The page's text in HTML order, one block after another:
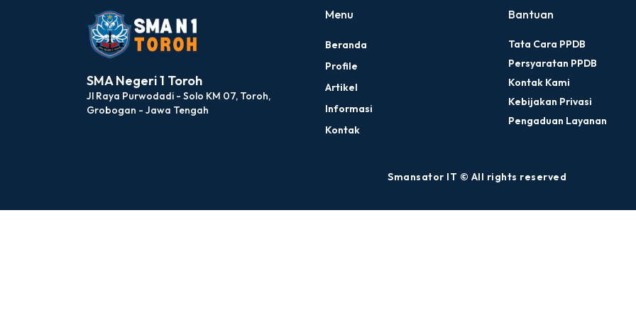
SMA Negeri 1 Toroh
Jl Raya Purwodadi - Solo KM 07, Toroh,
Grobogan - Jawa Tengah
Menu
Beranda
Profile
Artikel
Informasi
Kontak
Bantuan
Tata Cara PPDB
Persyaratan PPDB
Kontak Kami
Kebijakan Privasi
Pengaduan Layanan
Smansator IT © All rights reserved